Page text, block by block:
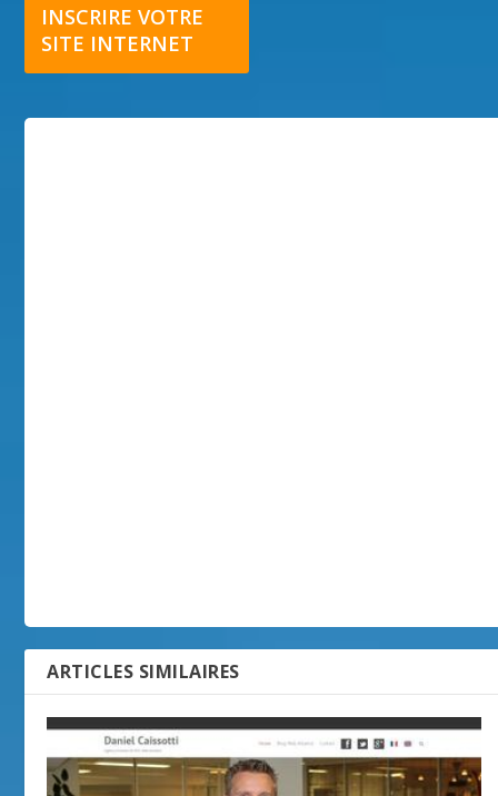
INSCRIRE VOTRE
SITE INTERNET
ARTICLES SIMILAIRES